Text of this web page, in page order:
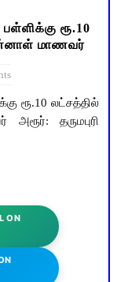
ரூ.10
மாணவர்
ரூ.10 லட்சத்தில்
தருமபுரி
ON